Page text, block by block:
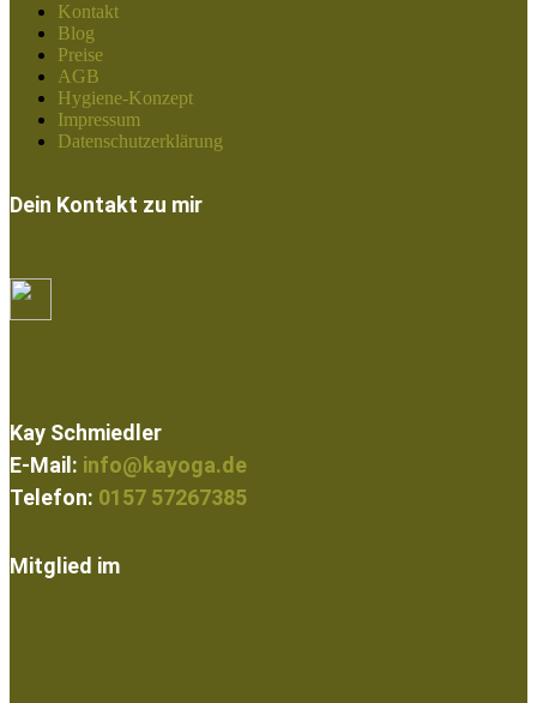
Kontakt
Blog
Preise
AGB
Hygiene-Konzept
Impressum
Datenschutzerklärung
Dein Kontakt zu mir
Kay Schmiedler
E-Mail: info@kayoga.de
Telefon: 0157 57267385
Mitglied im